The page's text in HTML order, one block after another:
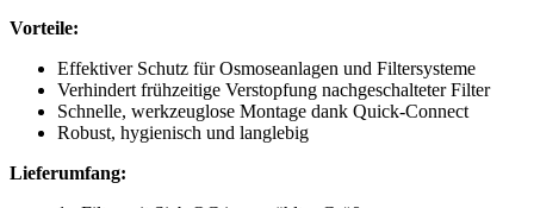
Vorteile:
Effektiver Schutz für Osmoseanlagen und Filtersysteme
Verhindert frühzeitige Verstopfung nachgeschalteter Filter
Schnelle, werkzeuglose Montage dank Quick-Connect
Robust, hygienisch und langlebig
Lieferumfang: